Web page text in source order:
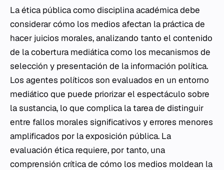
La ética pública como disciplina académica debe
considerar cómo los medios afectan la práctica de
hacer juicios morales, analizando tanto el contenido
de la cobertura mediática como los mecanismos de
selección y presentación de la información política.
Los agentes políticos son evaluados en un entorno
mediático que puede priorizar el espectáculo sobre
la sustancia, lo que complica la tarea de distinguir
entre fallos morales significativos y errores menores
amplificados por la exposición pública. La
evaluación ética requiere, por tanto, una
comprensión crítica de cómo los medios moldean la